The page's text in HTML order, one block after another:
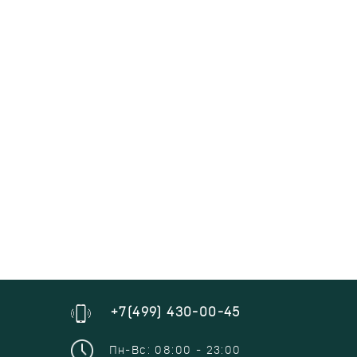
+7(499) 430-00-45
Пн-Вс: 08:00 - 23:00